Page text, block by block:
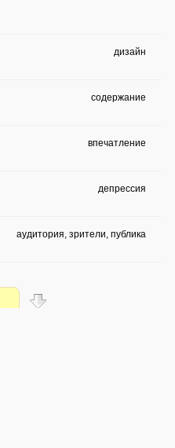
дизайн
содержание
впечатление
депрессия
аудитория, зрители, публика